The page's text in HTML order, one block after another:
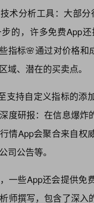
术分析工具：大部
的，许多免费App
指标🌸通过对价格
域、潜在的买卖点。
支持自定义指标的添
度研报：在信息爆
情App会聚合来自权
司公告等。
一些App还会提供免
师撰写，包含了深